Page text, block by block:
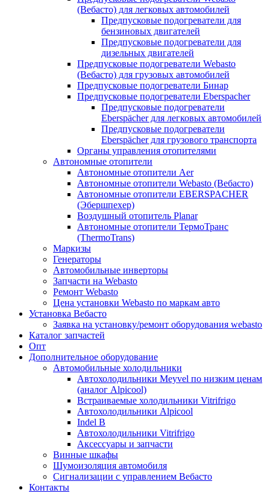
(Вебасто) для легковых автомобилей
Предпусковые подогреватели для
бензиновых двигателей
Предпусковые подогреватели для
дизельных двигателей
Предпусковые подогреватели Webasto
(Вебасто) для грузовых автомобилей
Предпусковые подогреватели Бинар
Предпусковые подогреватели Eberspacher
Предпусковые подогреватели
Eberspächer для легковых автомобилей
Предпусковые подогреватели
Eberspächer для грузового транспорта
Органы управления отопителями
Автономные отопители
Автономные отопители Аer
Автономные отопители Webasto (Вебасто)
Автономные отопители EBERSPACHER
(Эбершпехер)
Воздушный отопитель Planar
Автономные отопители ТермоТранс
(ThermoTrans)
Маркизы
Генераторы
Автомобильные инверторы
Запчасти на Webasto
Ремонт Webasto
Цена установки Webasto по маркам авто
Установка Вебасто
Заявка на установку/ремонт оборудования webasto
Каталог запчастей
Опт
Дополнительное оборудование
Автомобильные холодильники
Автохолодильники Meyvel по низким ценам
(аналог Alpicool)
Встраиваемые холодильники Vitrifrigo
Автохолодильники Alpicool
Indel B
Автохолодильники Vitrifrigo
Аксессуары и запчасти
Винные шкафы
Шумоизоляция автомобиля
Сигнализации с управлением Вебасто
Контакты